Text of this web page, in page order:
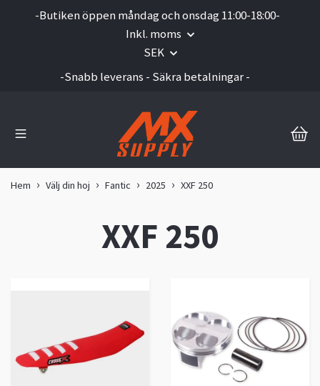
-Butiken öppen måndag och onsdag 11:00-18:00-
Inkl. moms
SEK
-Snabb leverans - Säkra betalningar -
Hem Välj din hoj Fantic 2025 XXF 250
XXF 250